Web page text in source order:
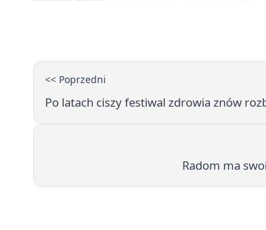
<< Poprzedni
Po latach ciszy festiwal zdrowia znów
Radom ma